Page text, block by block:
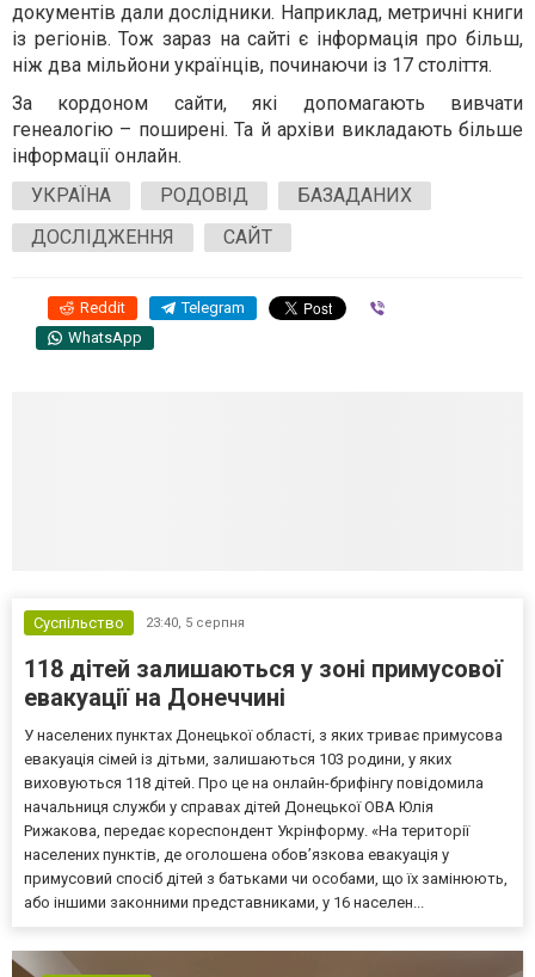
документів дали дослідники. Наприклад, метричні книги
із регіонів. Тож зараз на сайті є інформація про більш,
ніж два мільйони українців, починаючи із 17 століття.
За кордоном сайти, які допомагають вивчати
генеалогію – поширені. Та й архіви викладають більше
інформації онлайн.
УКРАЇНА
РОДОВІД
БАЗАДАНИХ
ДОСЛІДЖЕННЯ
САЙТ
Reddit Telegram
WhatsApp
Суспільство 23:40, 5 серпня
118 дітей залишаються у зоні примусової
евакуації на Донеччині
У населених пунктах Донецької області, з яких триває примусова
евакуація сімей із дітьми, залишаються 103 родини, у яких
виховуються 118 дітей. Про це на онлайн-брифінгу повідомила
начальниця служби у справах дітей Донецької ОВА Юлія
Рижакова, передає кореспондент Укрінформу. «На території
населених пунктів, де оголошена обов’язкова евакуація у
примусовий спосіб дітей з батьками чи особами, що їх замінюють,
або іншими законними представниками, у 16 населен...